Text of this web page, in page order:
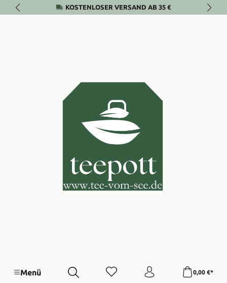
Zum Hauptinhalt springenKOSTENLOSER VERSAND AB 35 €
Menü 0,00 €*